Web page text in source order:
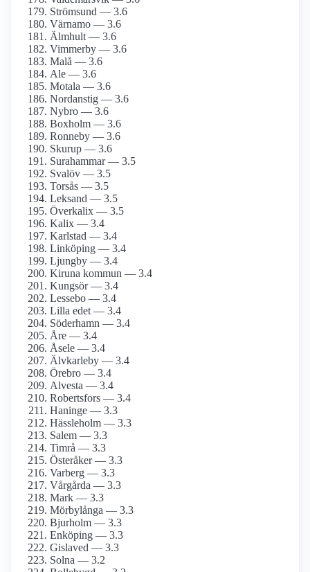
Strömsund — 3.6
Värnamo — 3.6
Älmhult — 3.6
Vimmerby — 3.6
Malå — 3.6
Ale — 3.6
Motala — 3.6
Nordanstig — 3.6
Nybro — 3.6
Boxholm — 3.6
Ronneby — 3.6
Skurup — 3.6
Surahammar — 3.5
Svalöv — 3.5
Torsås — 3.5
Leksand — 3.5
Överkalix — 3.5
Kalix — 3.4
Karlstad — 3.4
Linköping — 3.4
Ljungby — 3.4
Kiruna kommun — 3.4
Kungsör — 3.4
Lessebo — 3.4
Lilla edet — 3.4
Söderhamn — 3.4
Åre — 3.4
Åsele — 3.4
Älvkarleby — 3.4
Örebro — 3.4
Alvesta — 3.4
Robertsfors — 3.4
Haninge — 3.3
Hässleholm — 3.3
Salem — 3.3
Timrå — 3.3
Österåker — 3.3
Varberg — 3.3
Vårgårda — 3.3
Mark — 3.3
Mörbylånga — 3.3
Bjurholm — 3.3
Enköping — 3.3
Gislaved — 3.3
Solna — 3.2